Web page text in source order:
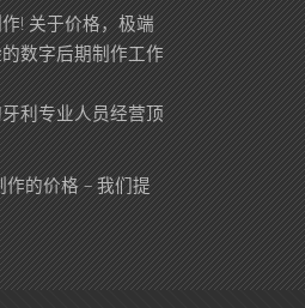
! 关于价格，极端
数字后期制作工作
利专业人员经营顶
的价格 – 我们提